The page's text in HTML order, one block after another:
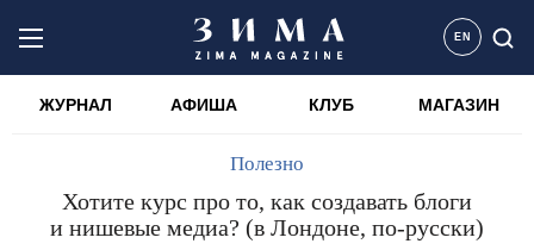
EN
ЖУРНАЛ АФИША КЛУБ МАГАЗИН
Полезно
Хотите курс про то, как создавать блоги
и нишевые медиа? (в Лондоне, по-русски)